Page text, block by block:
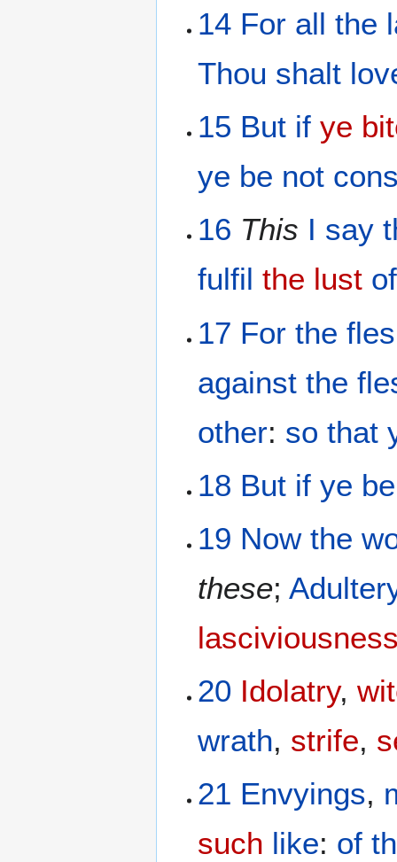
14 For all the
Thou shalt
15 But if ye
ye be not
16 This I say
fulfil the lust
17 For the
against the
other: so that
18 But if ye
19 Now the
these;
20 Idolatry,
wrath, strife,
21 Envyings,
such like: of